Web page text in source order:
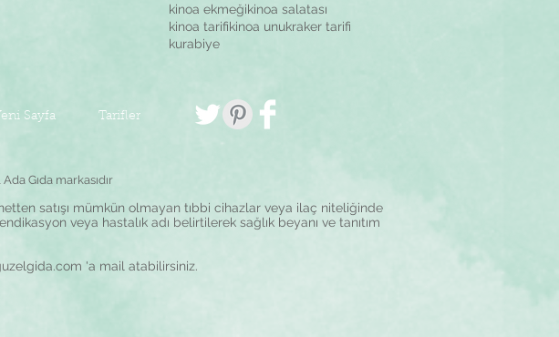
kinoa ekmeğikinoa salatası
kinoa tarifikinoa unukraker tarifi
kurabiye
Sayfa Tarifler
Gıda markasıdır
satışı mümkün olmayan tıbbi cihazlar veya ilaç niteliğinde
veya hastalık adı belirtilerek sağlık beyanı ve tanıtım
'a mail atabilirsiniz.